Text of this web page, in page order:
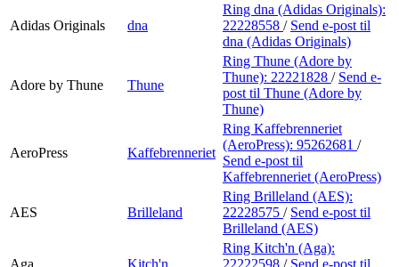
Adidas Originals dna
Ring dna (Adidas Originals):
22228558 / Send e-post til
dna (Adidas Originals)
Adore by Thune Thune
Ring Thune (Adore by
Thune): 22221828 / Send e-
post til Thune (Adore by
Thune)
AeroPress Kaffebrenneriet
Ring Kaffebrenneriet
(AeroPress): 95262681 /
Send e-post til
Kaffebrenneriet (AeroPress)
AES Brilleland
Ring Brilleland (AES):
22228575 / Send e-post til
Brilleland (AES)
Aga Kitch'n
Ring Kitch'n (Aga):
22222598 / Send e-post til